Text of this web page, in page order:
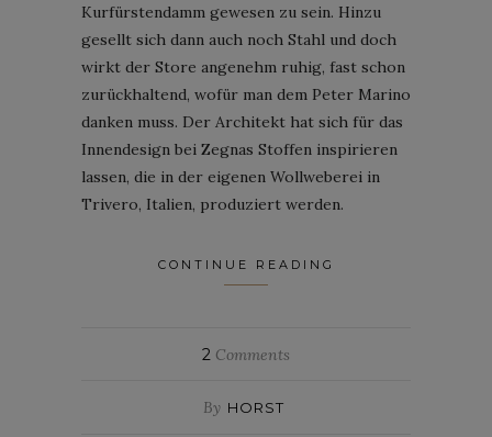
Kurfürstendamm gewesen zu sein. Hinzu
gesellt sich dann auch noch Stahl und doch
wirkt der Store angenehm ruhig, fast schon
zurückhaltend, wofür man dem Peter Marino
danken muss. Der Architekt hat sich für das
Innendesign bei Zegnas Stoffen inspirieren
lassen, die in der eigenen Wollweberei in
Trivero, Italien, produziert werden.
CONTINUE READING
2 Comments
By HORST